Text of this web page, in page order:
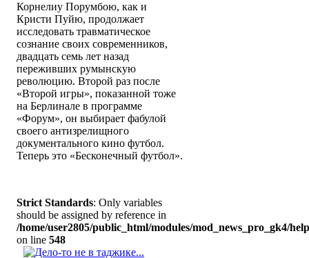
Корнелиу Порумбою, как и
Кристи Пуйю, продолжает
исследовать травматическое
сознание своих современников,
двадцать семь лет назад
переживших румынскую
революцию. Второй раз после
«Второй игры», показанной тоже
на Берлинале в программе
«Форум», он выбирает фабулой
своего антизрелищного
документального кино футбол.
Теперь это «Бесконечный футбол».
Strict Standards: Only variables
should be assigned by reference in
/home/user2805/public_html/modules/mod_news_pro_gk4/
on line 548